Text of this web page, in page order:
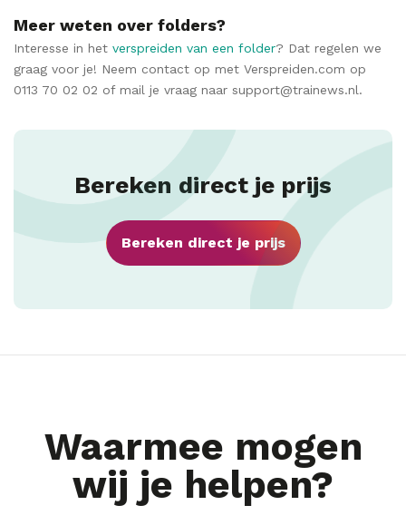
Meer weten over folders?
Interesse in het verspreiden van een folder? Dat regelen we
graag voor je! Neem contact op met Verspreiden.com op
0113 70 02 02 of mail je vraag naar support@trainews.nl.
Bereken direct je prijs
Bereken direct je prijs
Waarmee mogen
wij je helpen?